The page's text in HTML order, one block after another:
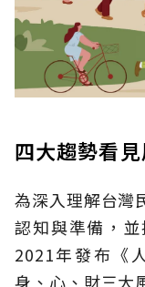
四大趨勢看
為深入理解台灣
認知與準備，
2021年發布《
身、心、財三大